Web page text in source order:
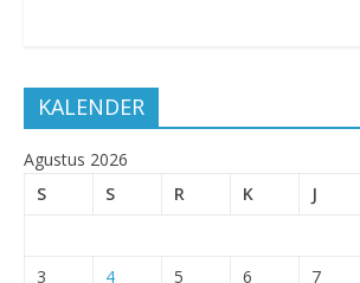
Agustus 2026
10
11 12 13 14